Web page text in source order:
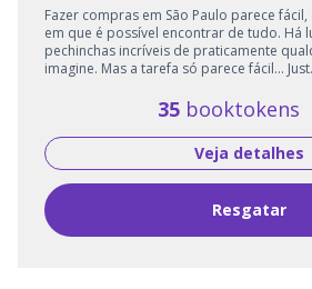
Fazer compras em São Paulo parece
em que é possível encontrar de tudo. Há
pechinchas incríveis de praticamente
imagine. Mas a tarefa só parece fácil...
35 booktokens
Veja detalhes
Resgatar